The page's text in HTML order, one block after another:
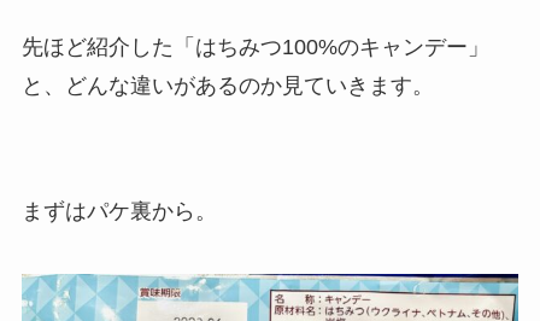
先ほど紹介した「はちみつ100%のキャンデー」
と、どんな違いがあるのか見ていきます。
まずはパケ裏から。